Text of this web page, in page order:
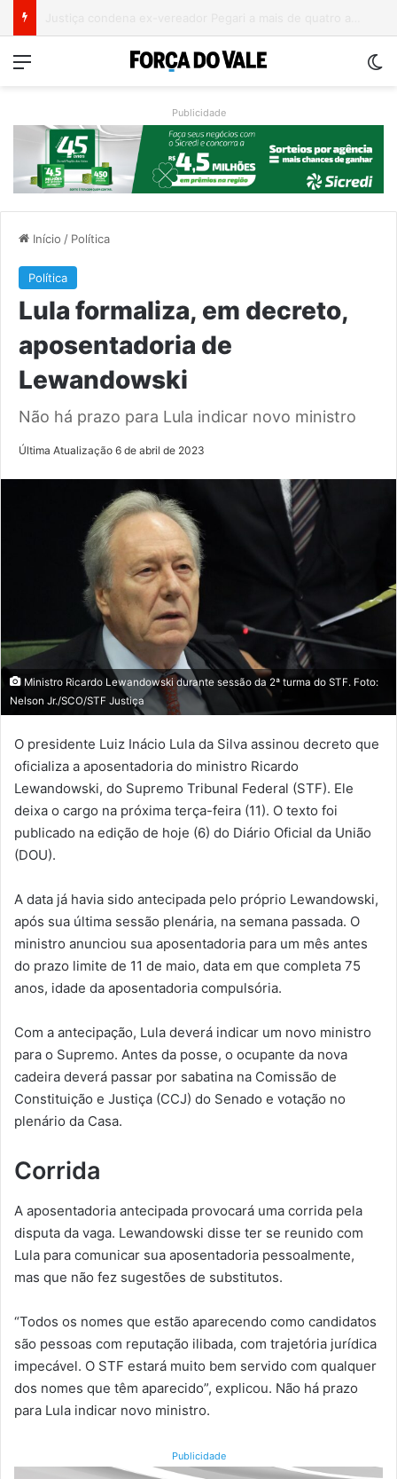
Menu
Publicidade
Início / Política
Política
Lula formaliza, em decreto,
aposentadoria de
Lewandowski
Não há prazo para Lula indicar novo ministro
Última Atualização 6 de abril de 2023
Ministro Ricardo Lewandowski durante sessão da 2ª turma do STF. Foto:
Nelson Jr./SCO/STF Justiça
O presidente Luiz Inácio Lula da Silva assinou decreto que
oficializa a aposentadoria do ministro Ricardo
Lewandowski, do Supremo Tribunal Federal (STF). Ele
deixa o cargo na próxima terça-feira (11). O texto foi
publicado na edição de hoje (6) do Diário Oficial da União
(DOU).
A data já havia sido antecipada pelo próprio Lewandowski,
após sua última sessão plenária, na semana passada. O
ministro anunciou sua aposentadoria para um mês antes
do prazo limite de 11 de maio, data em que completa 75
anos, idade da aposentadoria compulsória.
Com a antecipação, Lula deverá indicar um novo ministro
para o Supremo. Antes da posse, o ocupante da nova
cadeira deverá passar por sabatina na Comissão de
Constituição e Justiça (CCJ) do Senado e votação no
plenário da Casa.
Corrida
A aposentadoria antecipada provocará uma corrida pela
disputa da vaga. Lewandowski disse ter se reunido com
Lula para comunicar sua aposentadoria pessoalmente,
mas que não fez sugestões de substitutos.
“Todos os nomes que estão aparecendo como candidatos
são pessoas com reputação ilibada, com trajetória jurídica
impecável. O STF estará muito bem servido com qualquer
dos nomes que têm aparecido”, explicou. Não há prazo
para Lula indicar novo ministro.
Publicidade